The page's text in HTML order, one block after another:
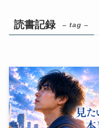
読書記録 – tag –